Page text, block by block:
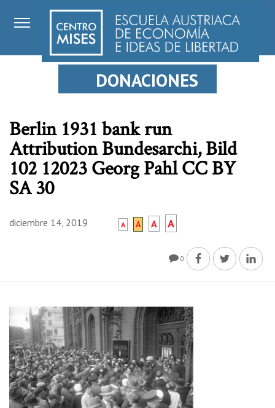
DONACIONES
Berlin 1931 bank run
Attribution Bundesarchi, Bild
102 12023 Georg Pahl CC BY
SA 30
diciembre 14, 2019 A A A A
0